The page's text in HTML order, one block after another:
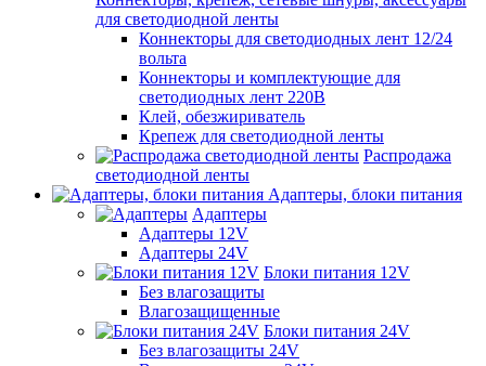
для светодиодной ленты
Коннекторы для светодиодных лент 12/24
вольта
Коннекторы и комплектующие для
светодиодных лент 220В
Клей, обезжириватель
Крепеж для светодиодной ленты
Распродажа
светодиодной ленты
Адаптеры, блоки питания
Адаптеры
Адаптеры 12V
Адаптеры 24V
Блоки питания 12V
Без влагозащиты
Влагозащищенные
Блоки питания 24V
Без влагозащиты 24V